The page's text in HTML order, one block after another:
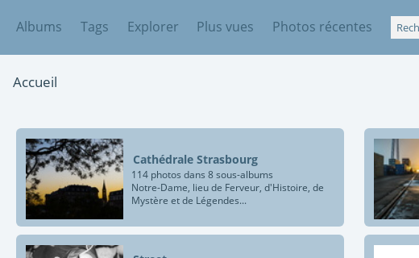
Albums Tags Explorer Plus vues Photos récentes
Accueil
Cathédrale Strasbourg
114 photos dans 8 sous-albums
Notre-Dame, lieu de Ferveur, d'Histoire, de
Mystère et de Légendes...